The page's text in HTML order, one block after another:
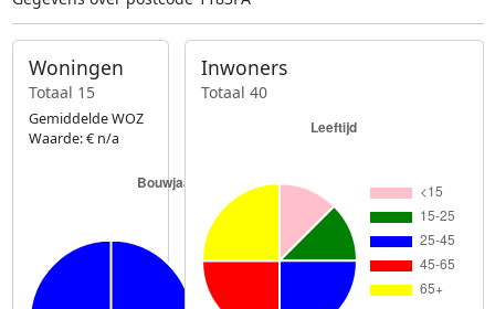
Woningen
Totaal 15
Gemiddelde WOZ
Waarde: € n/a
Inwoners
Totaal 40